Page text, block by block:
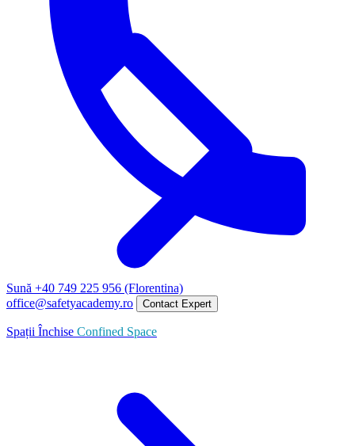
Sună +40 749 225 956 (Florentina)
office@safetyacademy.ro
Contact Expert
Spații Închise Confined Space